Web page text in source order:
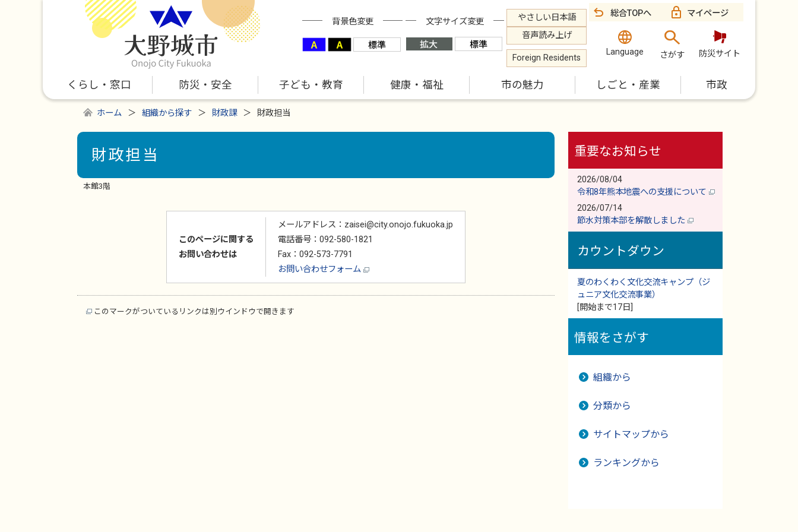
背景色変更 文字サイズ変更
やさしい日本語
音声読み上げ
Foreign Residents
総合TOPへ マイページ
Language さがす 防災サイト
くらし・窓口 防災・安全 子ども・教育 健康・福祉 市の魅力 しごと・産業 市政
ホーム 組織から探す 財政課 財政担当
財政担当
本館3階
このページに関する
お問い合わせは
メールアドレス：zaisei@city.onojo.fukuoka.jp
電話番号：092-580-1821
Fax：092-573-7791
お問い合わせフォーム
このマークがついているリンクは別ウインドウで開きます
重要なお知らせ
2026/08/04
令和8年熊本地震への支援について
2026/07/14
節水対策本部を解散しました
カウントダウン
夏のわくわく文化交流キャンプ（ジ
ュニア文化交流事業）
[開始まで17日]
情報をさがす
組織から
分類から
サイトマップから
ランキングから